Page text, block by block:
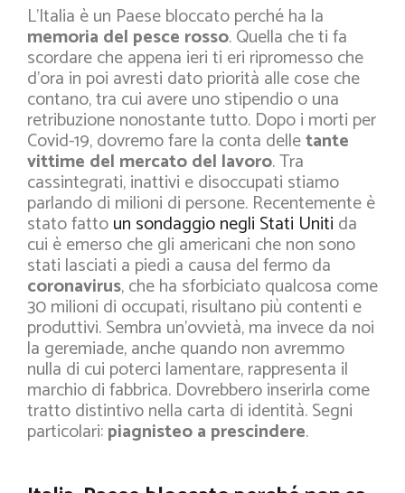
L’Italia è un Paese bloccato perché ha la
memoria del pesce rosso. Quella che ti fa
scordare che appena ieri ti eri ripromesso che
d’ora in poi avresti dato priorità alle cose che
contano, tra cui avere uno stipendio o una
retribuzione nonostante tutto. Dopo i morti per
Covid-19, dovremo fare la conta delletante
vittime del mercato del lavoro. Tra
cassintegrati, inattivi e disoccupati stiamo
parlando di milioni di persone. Recentemente è
stato fattoun sondaggio negli Stati Uniti da
cui è emerso che gli americani che non sono
stati lasciati a piedi a causa del fermo da
coronavirus, che ha sforbiciato qualcosa come
30 milioni di occupati, risultano più contenti e
produttivi. Sembra un’ovvietà, ma invece da noi
la geremiade, anche quando non avremmo
nulla di cui poterci lamentare, rappresenta il
marchio di fabbrica. Dovrebbero inserirla come
tratto distintivo nella carta di identità. Segni
particolari:piagnisteo a prescindere.